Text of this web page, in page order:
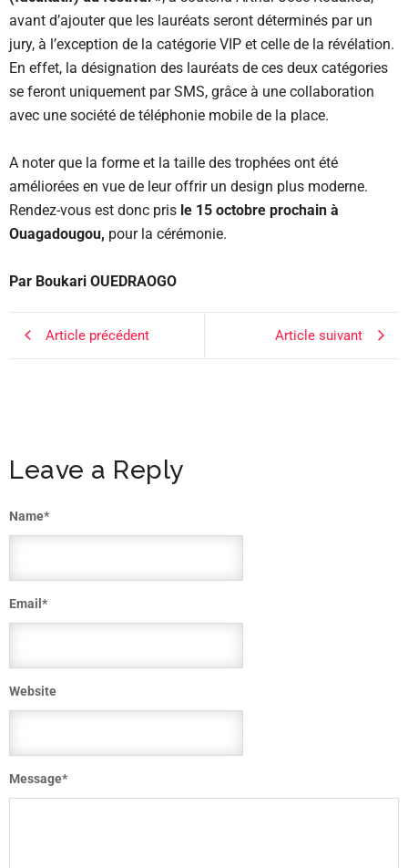
avant d’ajouter que les lauréats seront déterminés par un
jury, à l’exception de la catégorie VIP et celle de la révélation.
En effet, la désignation des lauréats de ces deux catégories
se feront uniquement par SMS, grâce à une collaboration
avec une société de téléphonie mobile de la place.
A noter que la forme et la taille des trophées ont été
améliorées en vue de leur offrir un design plus moderne.
Rendez-vous est donc pris le 15 octobre prochain à
Ouagadougou, pour la cérémonie.
Par Boukari OUEDRAOGO
Article précédent Article suivant
Leave a Reply
Message*
Name*
Email*
Website